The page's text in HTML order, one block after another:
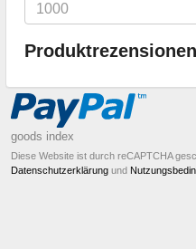
Produktrezensionen
goods index
Diese Website ist durch reCAPTCHA
Datenschutzerklärung und